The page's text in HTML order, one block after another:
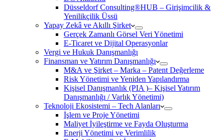
Düsseldorf Consulting®HUB – Girişimcilik &
Yenilikçilik Üssü
Yapay Zekâ ve Akıllı Şirket
Gerçek Zamanlı Görsel Veri Yönetimi
E-Ticaret ve Dijital Operasyonlar
Vergi ve Hukuk Danışmanlığı
Finansman ve Yatırım Danışmanlığı
M&A ve Şirket – Marka – Patent Değerleme
Risk Yönetimi ve Yeniden Yapılandırma
Kişisel Danışmanlık (PIA )– Kişisel Yatırım
Danışmanlığı / Varlık Yönetimi)
Teknoloji Ekosistemi – Tech Alanları
İşlem ve Proje Yönetimi
Maliyet İyileştirme ve Fayda Oluşturma
Enerji Yönetimi ve Verimlilik